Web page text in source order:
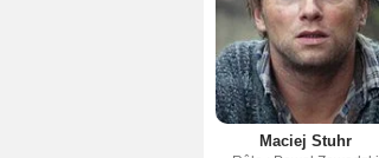
Maciej Stuhr